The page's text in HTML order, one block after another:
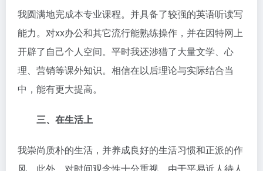
我圆满地完成本专业课程。并具备了较强的英语听读写
能力。对xx办公和其它流行能熟练操作，并在因特网上
开辟了自己个人空间。平时我还涉猎了大量文学、心
理、营销等课外知识。相信在以后理论与实际结合当
中，能有更大提高。
三、在生活上
我崇尚质朴的生活，并养成良好的生活习惯和正派的作